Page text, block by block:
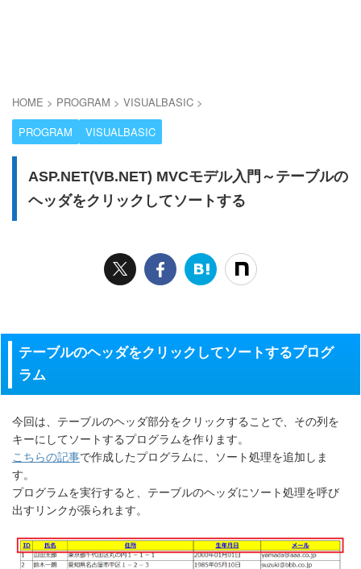
HOME > PROGRAM > VISUALBASIC >
PROGRAM
VISUALBASIC
ASP.NET(VB.NET) MVCモデル入門～テーブルの
ヘッダをクリックしてソートする
テーブルのヘッダをクリックしてソートするプログ
ラム
今回は、テーブルのヘッダ部分をクリックすることで、その列を
キーにしてソートするプログラムを作ります。
こちらの記事で作成したプログラムに、ソート処理を追加しま
す。
プログラムを実行すると、テーブルのヘッダにソート処理を呼び
出すリンクが張られます。